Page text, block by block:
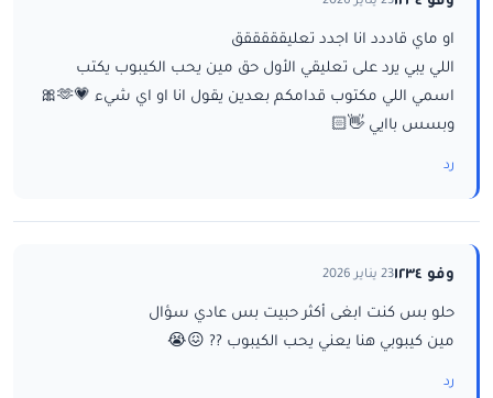
او ماي قاددد انا اجدد تعليقققققق
اللي يبي يرد على تعليقي الأول حق مين يحب الكيبوب يكتب
اسمي اللي مكتوب قدامكم بعدين يقول انا او اي شيء 💗🫶🎀
وبسس باايي 👋🏻
رد
وفو ١٢٣٤ 23 يناير 2026
حلو بس كنت ابغى أكثر حبيت بس عادي سؤال
مين كيبوبي هنا يعني يحب الكيبوب ?? 😖😭
رد